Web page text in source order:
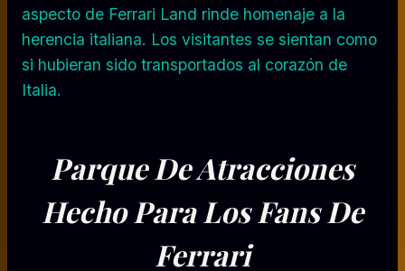
aspecto de Ferrari Land rinde homenaje a la
herencia italiana. Los visitantes se sientan como
si hubieran sido transportados al corazón de
Italia.
Parque De Atracciones
Hecho Para Los Fans De
Ferrari